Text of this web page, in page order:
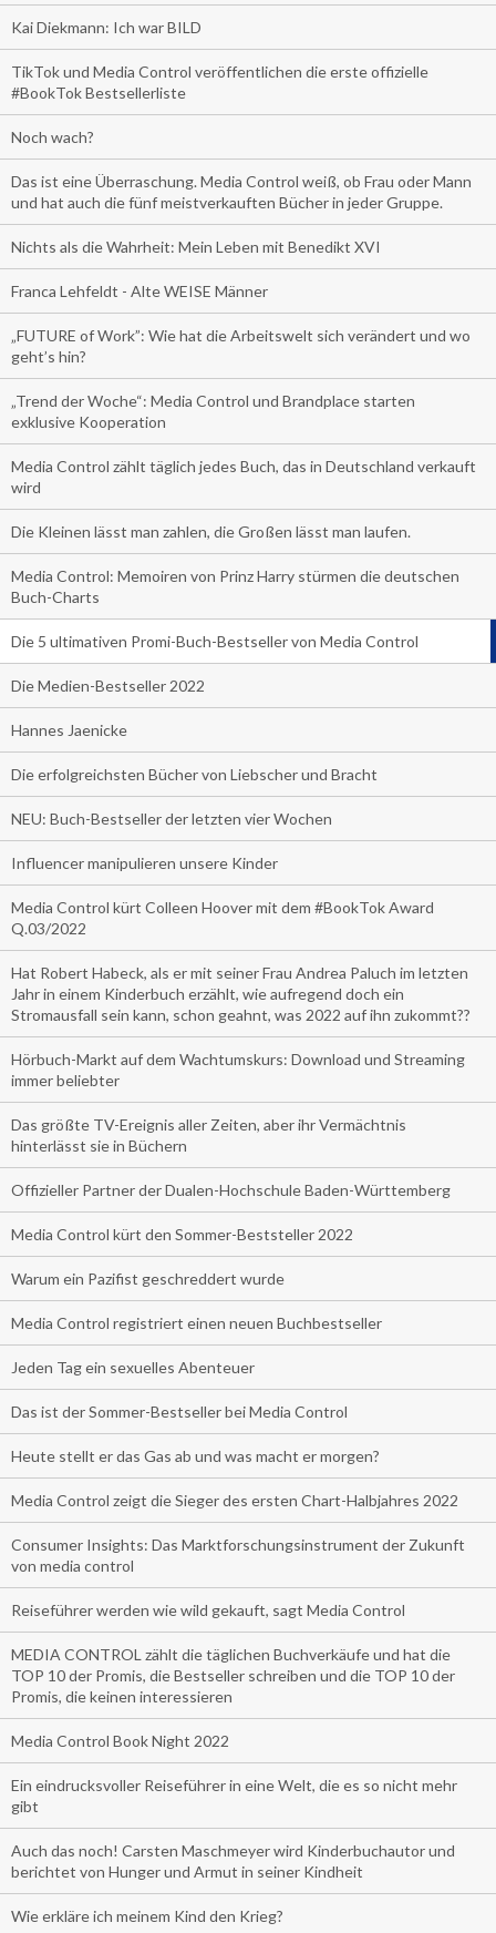
Kai Diekmann: Ich war BILD
TikTok und Media Control veröffentlichen die erste offizielle
#BookTok Bestsellerliste
Noch wach?
Das ist eine Überraschung. Media Control weiß, ob Frau oder Mann
und hat auch die fünf meistverkauften Bücher in jeder Gruppe.
Nichts als die Wahrheit: Mein Leben mit Benedikt XVI
Franca Lehfeldt - Alte WEISE Männer
„FUTURE of Work”: Wie hat die Arbeitswelt sich verändert und wo
geht’s hin?
„Trend der Woche“: Media Control und Brandplace starten
exklusive Kooperation
Media Control zählt täglich jedes Buch, das in Deutschland verkauft
wird
Die Kleinen lässt man zahlen, die Großen lässt man laufen.
Media Control: Memoiren von Prinz Harry stürmen die deutschen
Buch-Charts
Die 5 ultimativen Promi-Buch-Bestseller von Media Control
Die Medien-Bestseller 2022
Hannes Jaenicke
Die erfolgreichsten Bücher von Liebscher und Bracht
NEU: Buch-Bestseller der letzten vier Wochen
Influencer manipulieren unsere Kinder
Media Control kürt Colleen Hoover mit dem #BookTok Award
Q.03/2022
Hat Robert Habeck, als er mit seiner Frau Andrea Paluch im letzten
Jahr in einem Kinderbuch erzählt, wie aufregend doch ein
Stromausfall sein kann, schon geahnt, was 2022 auf ihn zukommt??
Hörbuch-Markt auf dem Wachtumskurs: Download und Streaming
immer beliebter
Das größte TV-Ereignis aller Zeiten, aber ihr Vermächtnis
hinterlässt sie in Büchern
Offizieller Partner der Dualen-Hochschule Baden-Württemberg
Media Control kürt den Sommer-Beststeller 2022
Warum ein Pazifist geschreddert wurde
Media Control registriert einen neuen Buchbestseller
Jeden Tag ein sexuelles Abenteuer
Das ist der Sommer-Bestseller bei Media Control
Heute stellt er das Gas ab und was macht er morgen?
Media Control zeigt die Sieger des ersten Chart-Halbjahres 2022
Consumer Insights: Das Marktforschungsinstrument der Zukunft
von media control
Reiseführer werden wie wild gekauft, sagt Media Control
MEDIA CONTROL zählt die täglichen Buchverkäufe und hat die
TOP 10 der Promis, die Bestseller schreiben und die TOP 10 der
Promis, die keinen interessieren
Media Control Book Night 2022
Ein eindrucksvoller Reiseführer in eine Welt, die es so nicht mehr
gibt
Auch das noch! Carsten Maschmeyer wird Kinderbuchautor und
berichtet von Hunger und Armut in seiner Kindheit
Wie erkläre ich meinem Kind den Krieg?